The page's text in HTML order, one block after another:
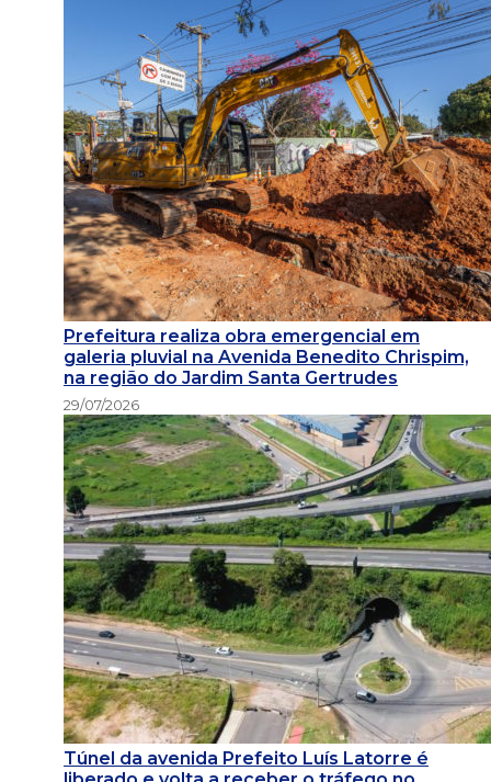
Prefeitura realiza obra emergencial em
galeria pluvial na Avenida Benedito Chrispim,
na região do Jardim Santa Gertrudes
29/07/2026
Túnel da avenida Prefeito Luís Latorre é